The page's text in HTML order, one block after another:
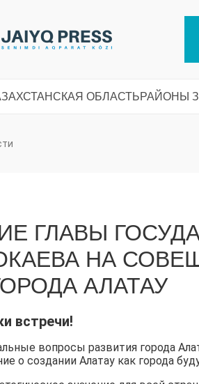
ОБЛАСТЬРАЙОНЫ
ГЛАВЫ
НА
АЛАТАУ
встречи!
вопросы развития города
о создании Алатау как города